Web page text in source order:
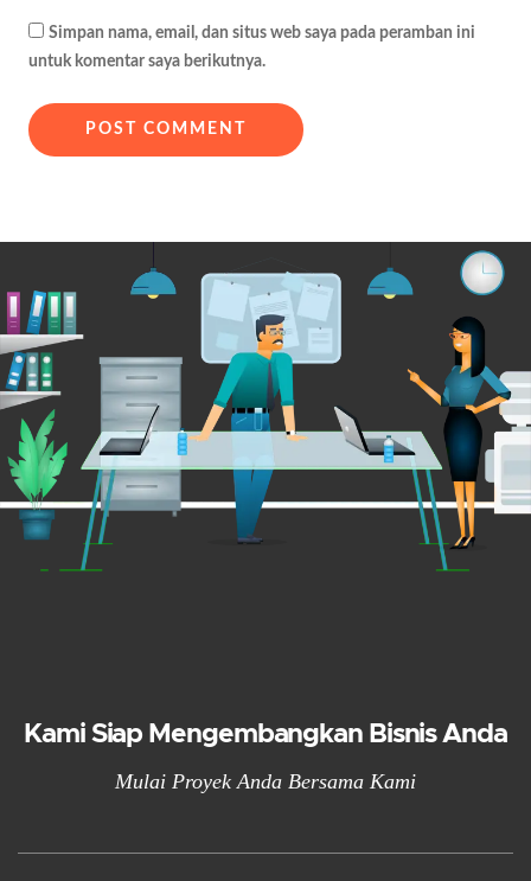
Simpan nama, email, dan situs web saya pada peramban ini
untuk komentar saya berikutnya.
Kami Siap Mengembangkan Bisnis Anda
Mulai Proyek Anda Bersama Kami